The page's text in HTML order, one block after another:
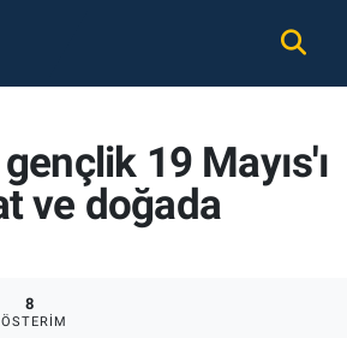
19 Mayıs'ı
ve doğada
8